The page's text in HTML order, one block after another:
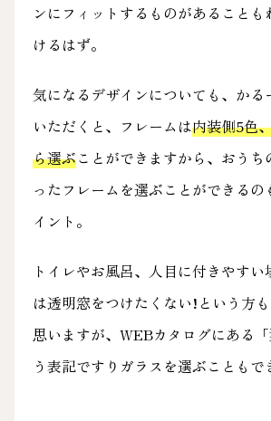
ンにフィットするものがあることも
けるはず。
気になるデザインについても、かる
いただくと、フレームは内装側5色
ら選ぶことができますから、おうち
ったフレームを選ぶことができるの
イント。
トイレやお風呂、人目に付きやすい
は透明窓をつけたくない!という方
思いますが、WEBカタログにある
う表記ですりガラスを選ぶこともで